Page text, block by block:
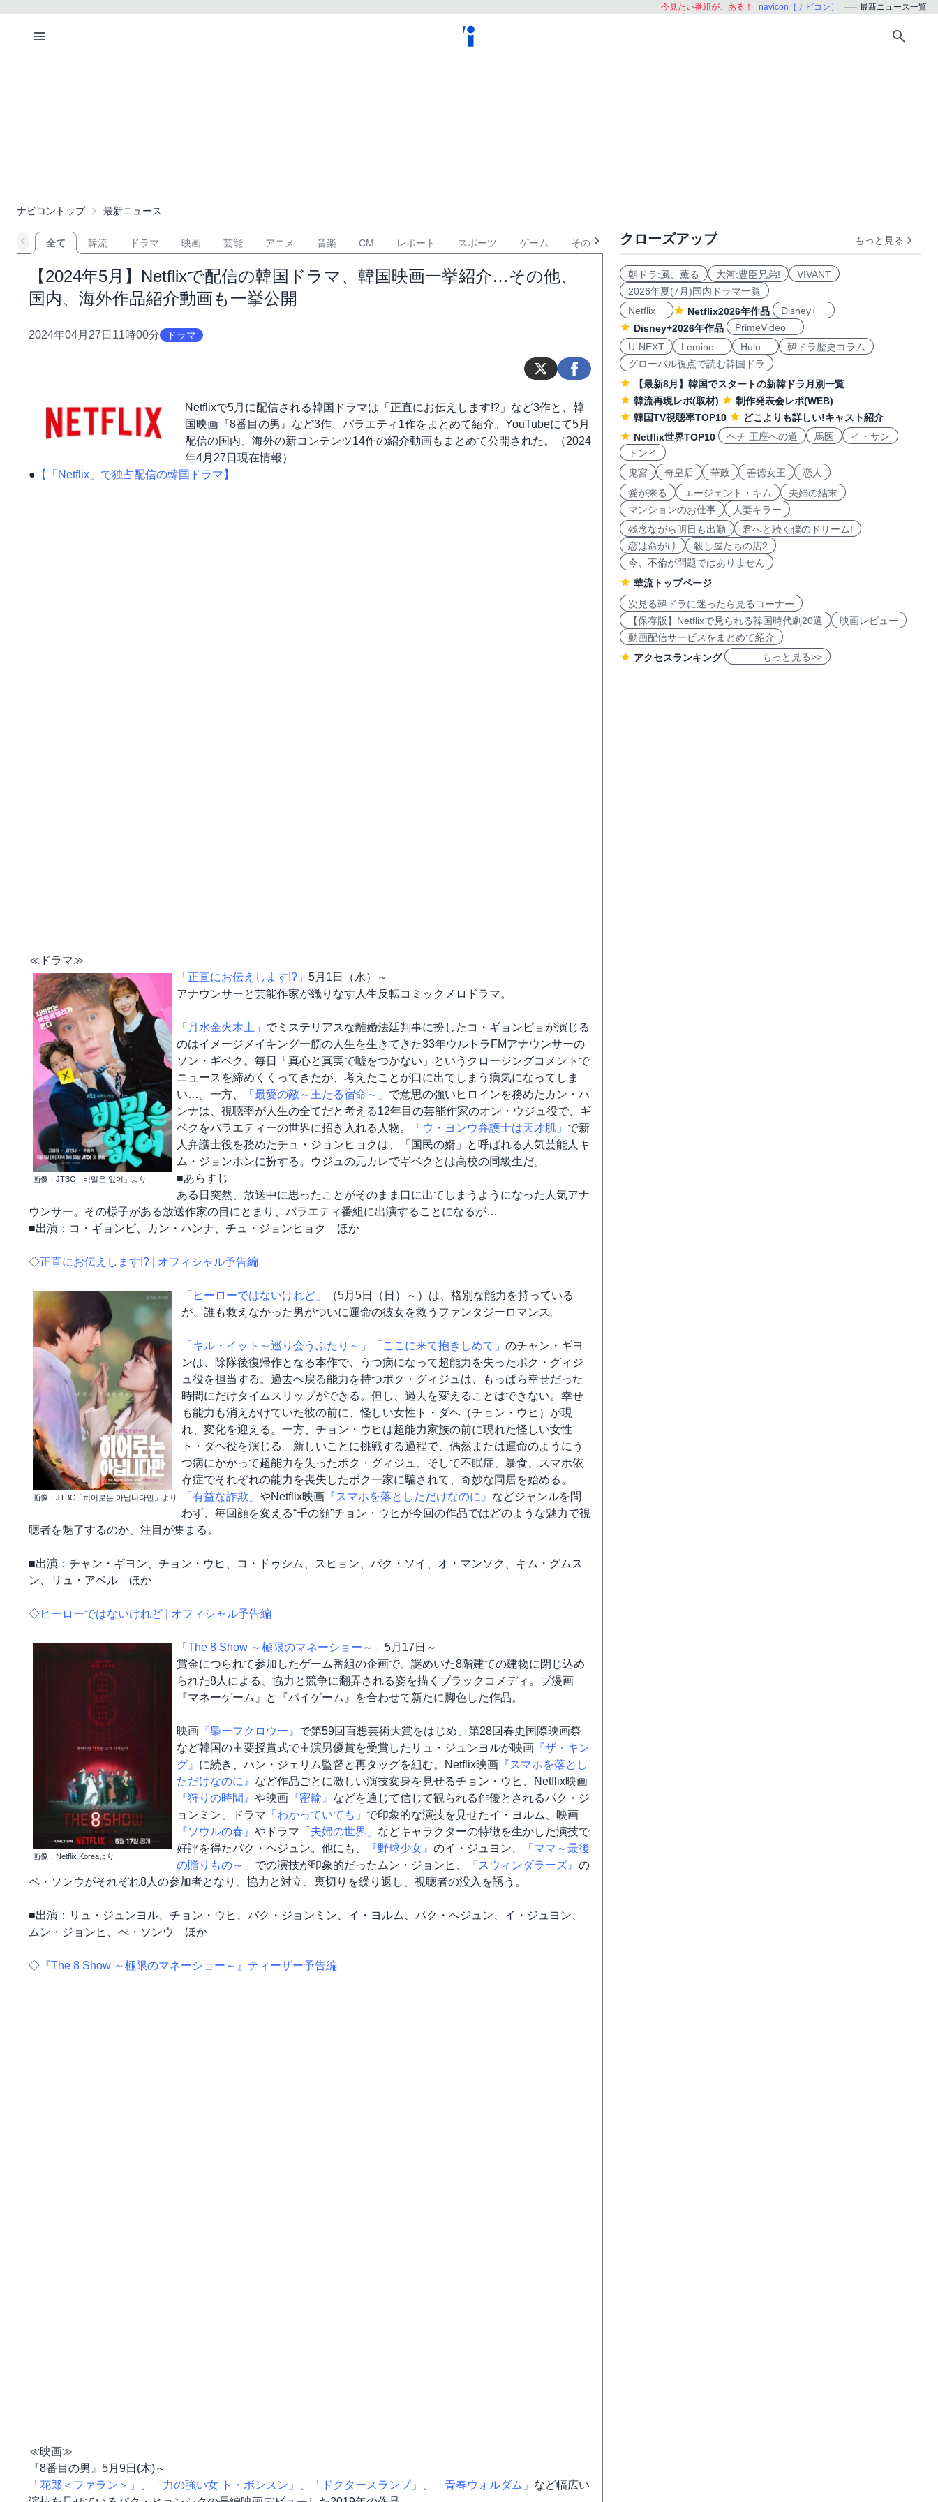
今見たい番組が、ある！ navicon［ナビコン］ 最新ニュース一覧
ナビコントップ 最新ニュース
全て 韓流 ドラマ 映画 芸能 アニメ 音楽 CM レポート スポーツ ゲーム その他
【2024年5月】Netflixで配信の韓国ドラマ、韓国映画一挙紹介…その他、
国内、海外作品紹介動画も一挙公開
2024年04月27日11時00分 ドラマ
Netflixで5月に配信される韓国ドラマは「正直にお伝えします!?」など3作と、韓
国映画『8番目の男』など3作、バラエティ1作をまとめて紹介。YouTubeにて5月
配信の国内、海外の新コンテンツ14作の紹介動画もまとめて公開された。（2024
年4月27日現在情報）
● 【「Netflix」で独占配信の韓国ドラマ】
≪ドラマ≫
画像：JTBC「비밀은 없어」より
「正直にお伝えします!?」 5月1日（水）～
アナウンサーと芸能作家が織りなす人生反転コミックメロドラマ。
「月水金火木土」 でミステリアスな離婚法廷判事に扮したコ・ギョンピョが演じる
のはイメージメイキング一筋の人生を生きてきた33年ウルトラFMアナウンサーの
ソン・ギベク。毎日「真心と真実で嘘をつかない」というクロージングコメントで
ニュースを締めくくってきたが、考えたことが口に出てしまう病気になってしま
い…。一方、
「最愛の敵～王たる宿命～」 で意思の強いヒロインを務めたカン・ハ
ンナは、視聴率が人生の全てだと考える12年目の芸能作家のオン・ウジュ役で、ギ
ベクをバラエティーの世界に招き入れる人物。
「ウ・ヨンウ弁護士は天才肌」 で新
人弁護士役を務めたチュ・ジョンヒョクは、「国民の婿」と呼ばれる人気芸能人キ
ム・ジョンホンに扮する。ウジュの元カレでギベクとは高校の同級生だ。
■あらすじ
ある日突然、放送中に思ったことがそのまま口に出てしまうようになった人気アナ
ウンサー。その様子がある放送作家の目にとまり、バラエティ番組に出演することになるが…
■出演：コ・ギョンピ、カン・ハンナ、チュ・ジョンヒョク ほか
◇正直にお伝えします!? | オフィシャル予告編
画像：JTBC「히어로는 아닙니다만」より
「ヒーローではないけれど」
（5月5日（日）～）は、格別な能力を持っている
が、誰も救えなかった男がついに運命の彼女を救うファンタジーロマンス。
「キル・イット～巡り会うふたり～」 「ここに来て抱きしめて」 のチャン・ギヨ
ンは、除隊後復帰作となる本作で、うつ病になって超能力を失ったポク・グィジ
ュ役を担当する。過去へ戻る能力を持つポク・グィジュは、もっぱら幸せだった
時間にだけタイムスリップができる。但し、過去を変えることはできない。幸せ
も能力も消えかけていた彼の前に、怪しい女性ト・ダヘ（チョン・ウヒ）が現
れ、変化を迎える。一方、チョン・ウヒは超能力家族の前に現れた怪しい女性
ト・ダヘ役を演じる。新しいことに挑戦する過程で、偶然または運命のようにう
つ病にかかって超能力を失ったポク・グィジュ、そして不眠症、暴食、スマホ依
存症でそれぞれの能力を喪失したポク一家に騙されて、奇妙な同居を始める。
「有益な詐欺」 やNetflix映画 『スマホを落としただけなのに』 などジャンルを問
わず、毎回顔を変える“千の顔”チョン・ウヒが今回の作品ではどのような魅力で視
聴者を魅了するのか、注目が集まる。
■出演：チャン・ギヨン、チョン・ウヒ、コ・ドゥシム、スヒョン、パク・ソイ、オ・マンソク、キム・グムス
ン、リュ・アベル ほか
◇ヒーローではないけれど | オフィシャル予告編
画像：Netflix Koreaより
「The 8 Show ～極限のマネーショー～」 5月17日～
賞金につられて参加したゲーム番組の企画で、謎めいた8階建ての建物に閉じ込め
られた8人による、協力と競争に翻弄される姿を描くブラックコメディ。ブ漫画
『マネーゲーム』と『パイゲーム』を合わせて新たに脚色した作品。
映画 『梟ーフクロウー』 で第59回百想芸術大賞をはじめ、第28回春史国際映画祭
など韓国の主要授賞式で主演男優賞を受賞したリュ・ジュンヨルが映画 『ザ・キン
グ』 に続き、ハン・ジェリム監督と再タッグを組む。Netflix映画 『スマホを落とし
ただけなのに』 など作品ごとに激しい演技変身を見せるチョン・ウヒ、Netflix映画
『狩りの時間』 や映画 『密輸』 などを通じて信じて観られる俳優とされるパク・ジ
ョンミン、ドラマ 「わかっていても」 で印象的な演技を見せたイ・ヨルム、映画
『ソウルの春』 やドラマ 「夫婦の世界」 などキャラクターの特徴を生かした演技で
好評を得たパク・ヘジュン。他にも、
『野球少女』 のイ・ジュヨン、
「ママ～最後
の贈りもの～」 での演技が印象的だったムン・ジョンヒ、 『スウィンダラーズ』 の
ペ・ソンウがそれぞれ8人の参加者となり、協力と対立、裏切りを繰り返し、視聴者の没入を誘う。
■出演：リュ・ジュンヨル、チョン・ウヒ、パク・ジョンミン、イ・ヨルム、パク・へジュン、イ・ジュヨン、
ムン・ジョンヒ、ぺ・ソンウ ほか
◇ 『The 8 Show ～極限のマネーショー～』ティーザー予告編
≪映画≫
『8番目の男』5月9日(木)～
「花郎＜ファラン＞」
「力の強い女 ト・ボンスン」 「ドクタースランプ」 「青春ウォルダム」 など幅広い
クローズアップ もっと見る
朝ドラ:風、薫る 大河:豊臣兄弟!
VIVANT
2026年夏(7月)国内ドラマ一覧
Netflix
Netflix2026年作品
Disney+
Disney+2026年作品
PrimeVideo
U-NEXT
Lemino Hulu
韓ドラ歴史コラム
グローバル視点で読む韓国ドラ
【最新8月】韓国でスタートの新韓ドラ月別一覧
韓流再現レポ(取材)
制作発表会レポ(WEB)
韓国TV視聴率TOP10
どこよりも詳しい!キャスト紹介
Netflix世界TOP10
ヘチ 王座への道 馬医
イ・サン
トンイ
鬼宮
奇皇后 華政 善徳女王
恋人
愛が来る
エージェント・キム
夫婦の結末
マンションのお仕事
人妻キラー
残念ながら明日も出勤
君へと続く僕のドリーム!
恋は命がけ
殺し屋たちの店2
今、不倫が問題ではありません
華流トップページ
次見る韓ドラに迷ったら見るコーナー
【保存版】Netflixで見られる韓国時代劇20選
映画レビュー
動画配信サービスをまとめて紹介
アクセスランキング
もっと見る>>